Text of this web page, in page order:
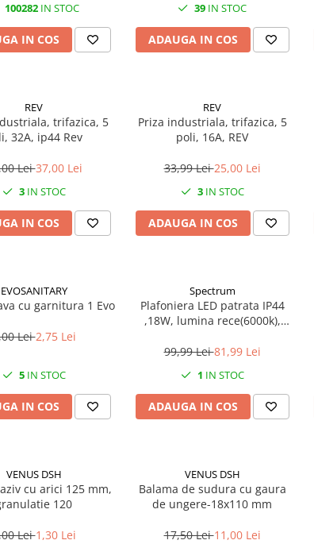
100282 IN STOC
IN COS
39 IN STOC
ADAUGA IN COS
REV
trifazica, 5
32A, ip44 Rev
Lei37,00 Lei
3IN STOC
IN COS
REV
Priza industriala, trifazica, 5
poli, 16A, REV
33,99 Lei25,00 Lei
3IN STOC
ADAUGA IN COS
EVOSANITARY
cu garnitura 1 Evo
Lei2,75 Lei
5IN STOC
IN COS
Spectrum
Plafoniera LED patrata IP44
,18W, lumina rece(6000k),
99,99 Lei81,99 Lei
1 IN STOC
ADAUGA IN COS
VENUS DSH
cu arici 125 mm,
120
Lei1,30 Lei
VENUS DSH
Balama de sudura cu gaura
de ungere-18x110 mm
17,50 Lei11,00 Lei